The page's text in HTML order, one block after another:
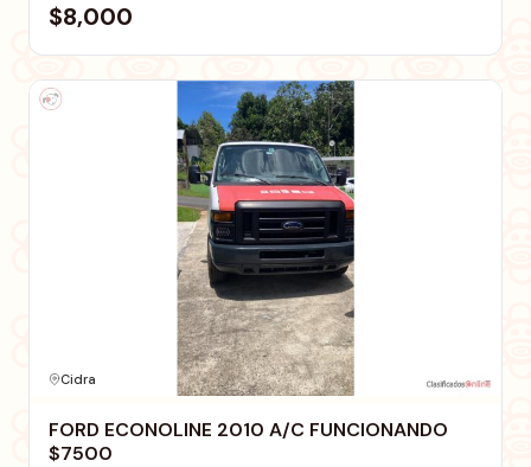
$8,000
Cidra
FORD ECONOLINE 2010 A/C FUNCIONANDO
$7500